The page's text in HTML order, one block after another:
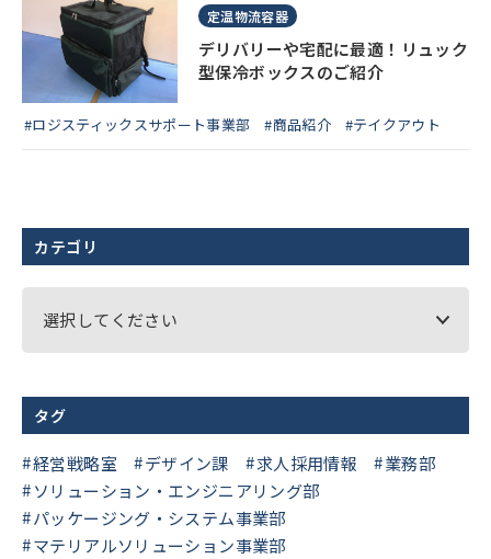
定温物流容器
デリバリーや宅配に最適！リュック
型保冷ボックスのご紹介
#ロジスティックスサポート事業部 #商品紹介 #テイクアウト
カテゴリ
選択してください
タグ
経営戦略室 デザイン課 求人採用情報
業務部
ソリューション・エンジニアリング部
パッケージング・システム事業部
マテリアルソリューション事業部